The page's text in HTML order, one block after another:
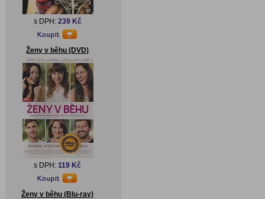
s DPH: 239 Kč
Ženy v běhu (DVD)
s DPH:119 Kč
Ženy v běhu (Blu-ray)